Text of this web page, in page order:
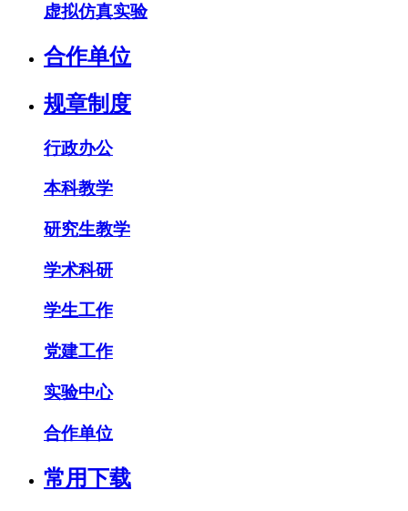
虚拟仿真实验
合作单位
规章制度
行政办公
本科教学
研究生教学
学术科研
学生工作
党建工作
实验中心
合作单位
常用下载